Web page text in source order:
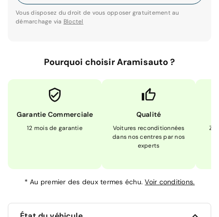
Vous disposez du droit de vous opposer gratuitement au
démarchage via Bloctel
Pourquoi choisir Aramisauto ?
Garantie Commerciale
12 mois de garantie
Qualité
Voitures reconditionnées
dans nos centres par nos
experts
*Au premier des deux termes échu.Voir conditions.